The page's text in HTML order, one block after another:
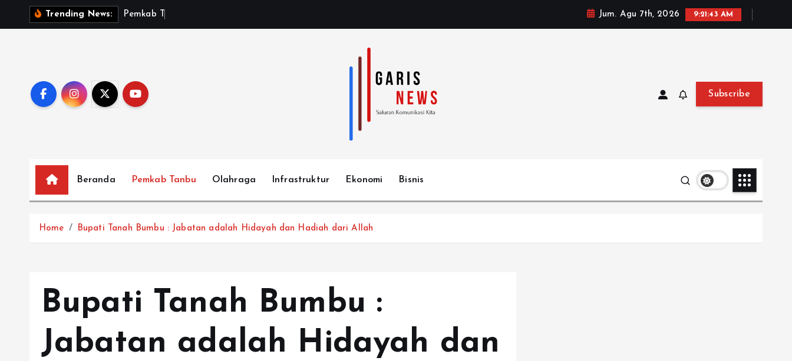
Trending News: Pem ka b Jum. Agu 7th, 2026 9:21:44 AM
Subscribe
Beranda Pemkab Tanbu Olahraga Infrastruktur Ekonomi Bisnis
Home Bupati Tanah Bumbu : Jabatan adalah Hidayah dan Hadiah dari Allah
Bupati Tanah Bumbu :
Jabatan adalah Hidayah dan